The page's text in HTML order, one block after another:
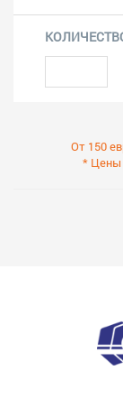
От 150
* Цены